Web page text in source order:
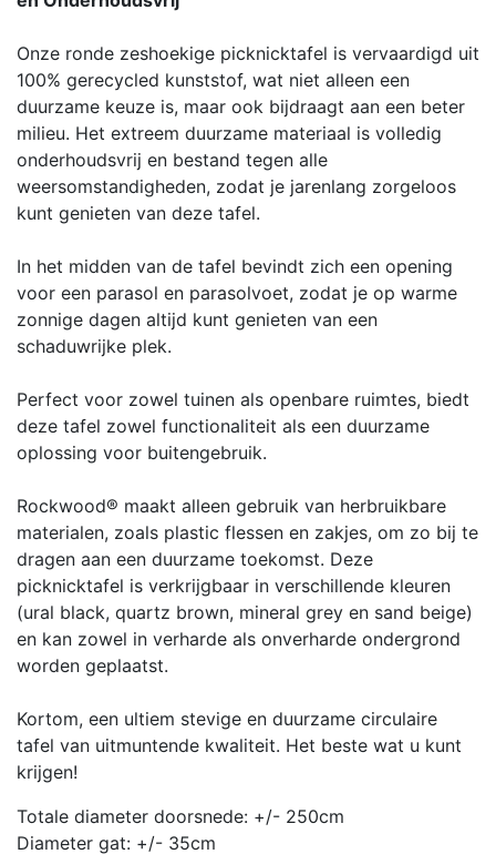
Onze ronde zeshoekige picknicktafel is vervaardigd uit
100% gerecycled kunststof, wat niet alleen een
duurzame keuze is, maar ook bijdraagt aan een beter
milieu. Het extreem duurzame materiaal is volledig
onderhoudsvrij en bestand tegen alle
weersomstandigheden, zodat je jarenlang zorgeloos
kunt genieten van deze tafel.
In het midden van de tafel bevindt zich een opening
voor een parasol en parasolvoet, zodat je op warme
zonnige dagen altijd kunt genieten van een
schaduwrijke plek.
Perfect voor zowel tuinen als openbare ruimtes, biedt
deze tafel zowel functionaliteit als een duurzame
oplossing voor buitengebruik.
Rockwood® maakt alleen gebruik van herbruikbare
materialen, zoals plastic flessen en zakjes, om zo bij te
dragen aan een duurzame toekomst. Deze
picknicktafel is verkrijgbaar in verschillende kleuren
(ural black, quartz brown, mineral grey en sand beige)
en kan zowel in verharde als onverharde ondergrond
worden geplaatst.
Kortom, een ultiem stevige en duurzame circulaire
tafel van uitmuntende kwaliteit. Het beste wat u kunt
krijgen!
Totale diameter doorsnede: +/- 250cm
Diameter gat: +/- 35cm